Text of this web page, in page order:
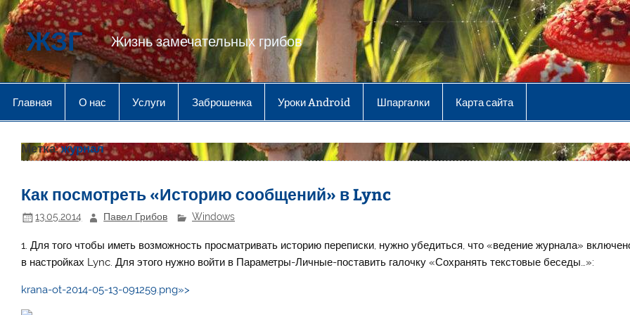
Перейти
к
содержимому
ЖЗГ Жизнь замечательных грибов
Главная О нас Услуги Заброшенка Уроки Android Шпаргалки Карта сайта
Метка:журнал
Как посмотреть «Историю сообщений» в Lync
13.05.2014 Павел Грибов Windows
1. Для того чтобы иметь возможность просматривать историю переписки, нужно убедиться, что «ведение журнала»
в настройках Lync. Для этого нужно войти в Параметры-Личные-поставить галочку «Сохранять текстовые беседы…»:
krana-ot-2014-05-13-091259.png»>